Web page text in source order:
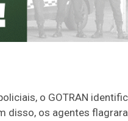
o GOTRAN
disso, os agentes